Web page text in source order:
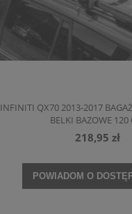
INFINITI QX70 2013-2017
BELKI BAZOWE 120
218,95 zł
POWIADOM O